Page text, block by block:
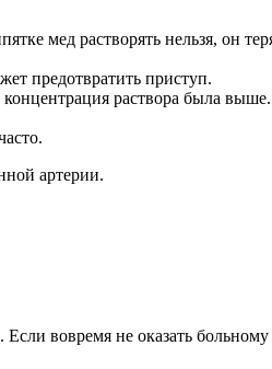
мед растворять нельзя, он
предотвратить приступ.
раствора была
артерии.
вовремя не оказать